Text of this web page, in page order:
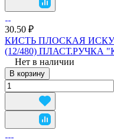
30.50 ₽
КИСТЬ ПЛОСКАЯ
(12/480) ПЛАСТ.РУЧКА
Нет в наличии
В корзину